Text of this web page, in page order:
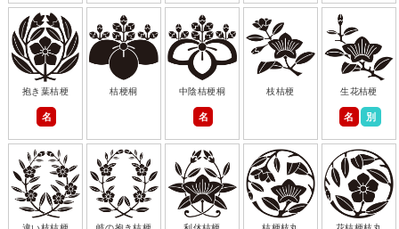
抱き葉桔梗
名
桔梗桐 中陰桔梗桐
名
枝桔梗 生花桔梗
名 別